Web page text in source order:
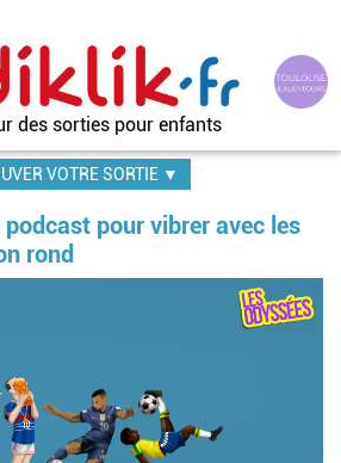
des sorties pour enfants
VOTRE SORTIE ▼
pour vibrer avec les
rond